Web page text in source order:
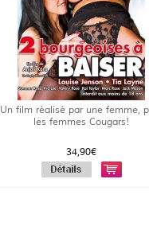
Un film réalisé par une femme,
les femmes Cougars!
34,90€